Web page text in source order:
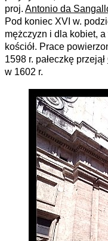
proj. Antonio da
Pod koniec XVI w.
mężczyzn i dla kobiet,
kościół. Prace
1598 r. pałeczkę przejął
w 1602 r.